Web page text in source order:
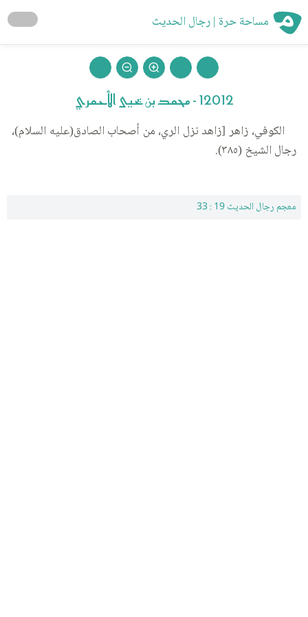
مساحة حرة | رجال الحديث
12012 - محمد بن يحيى الأحمري
الكوفي، زاهر [زاهد نزل الري، من أصحاب الصادق(عليه السلام)،
رجال الشيخ (٣٨٥).
معجم رجال الحديث 19 : 33